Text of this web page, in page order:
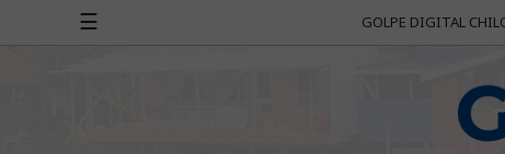
☰ GOLPE DIGITAL